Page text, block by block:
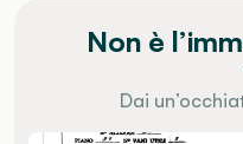
Non è
Dai